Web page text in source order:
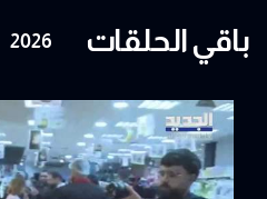
باقي الحلقات